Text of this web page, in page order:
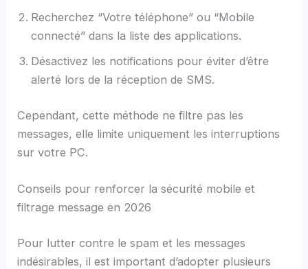
Recherchez “Votre téléphone” ou “Mobile
connecté” dans la liste des applications.
Désactivez les notifications pour éviter d’être
alerté lors de la réception de SMS.
Cependant, cette méthode ne filtre pas les
messages, elle limite uniquement les interruptions
sur votre PC.
Conseils pour renforcer la sécurité mobile et
filtrage message en 2026
Pour lutter contre le spam et les messages
indésirables, il est important d’adopter plusieurs